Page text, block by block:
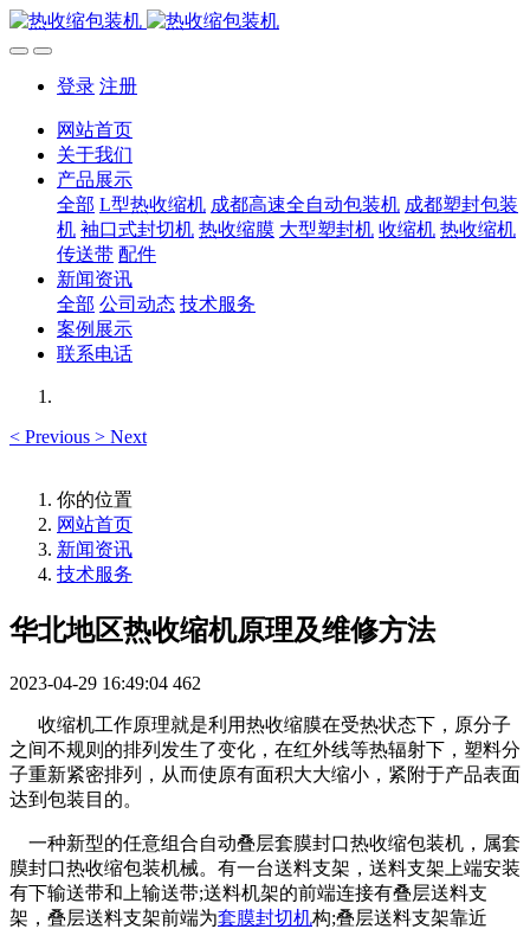
登录 注册
网站首页
关于我们
产品展示
全部 L型热收缩机 成都高速全自动包装机 成都塑封包装
机 袖口式封切机 热收缩膜 大型塑封机 收缩机 热收缩机
传送带 配件
新闻资讯
全部 公司动态 技术服务
案例展示
联系电话
< Previous > Next
你的位置
网站首页
新闻资讯
技术服务
华北地区热收缩机原理及维修方法
2023-04-29 16:49:04 462
收缩机工作原理就是利用热收缩膜在受热状态下，原分子
之间不规则的排列发生了变化，在红外线等热辐射下，塑料分
子重新紧密排列，从而使原有面积大大缩小，紧附于产品表面
达到包装目的。
一种新型的任意组合自动叠层套膜封口热收缩包装机，属套
膜封口热收缩包装机械。有一台送料支架，送料支架上端安装
有下输送带和上输送带;送料机架的前端连接有叠层送料支
架，叠层送料支架前端为套膜封切机构;叠层送料支架靠近